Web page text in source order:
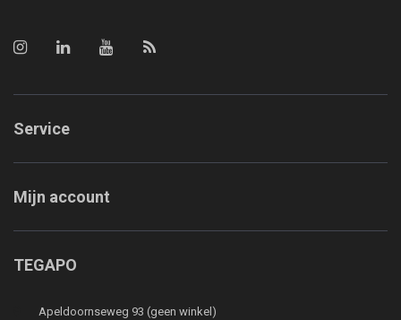
Service
Mijn account
TEGAPO
Apeldoornseweg 93 (geen winkel)